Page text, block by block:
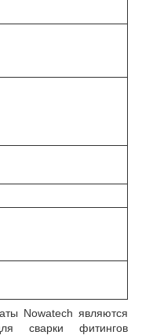
Nowatech являются
сварки фитингов